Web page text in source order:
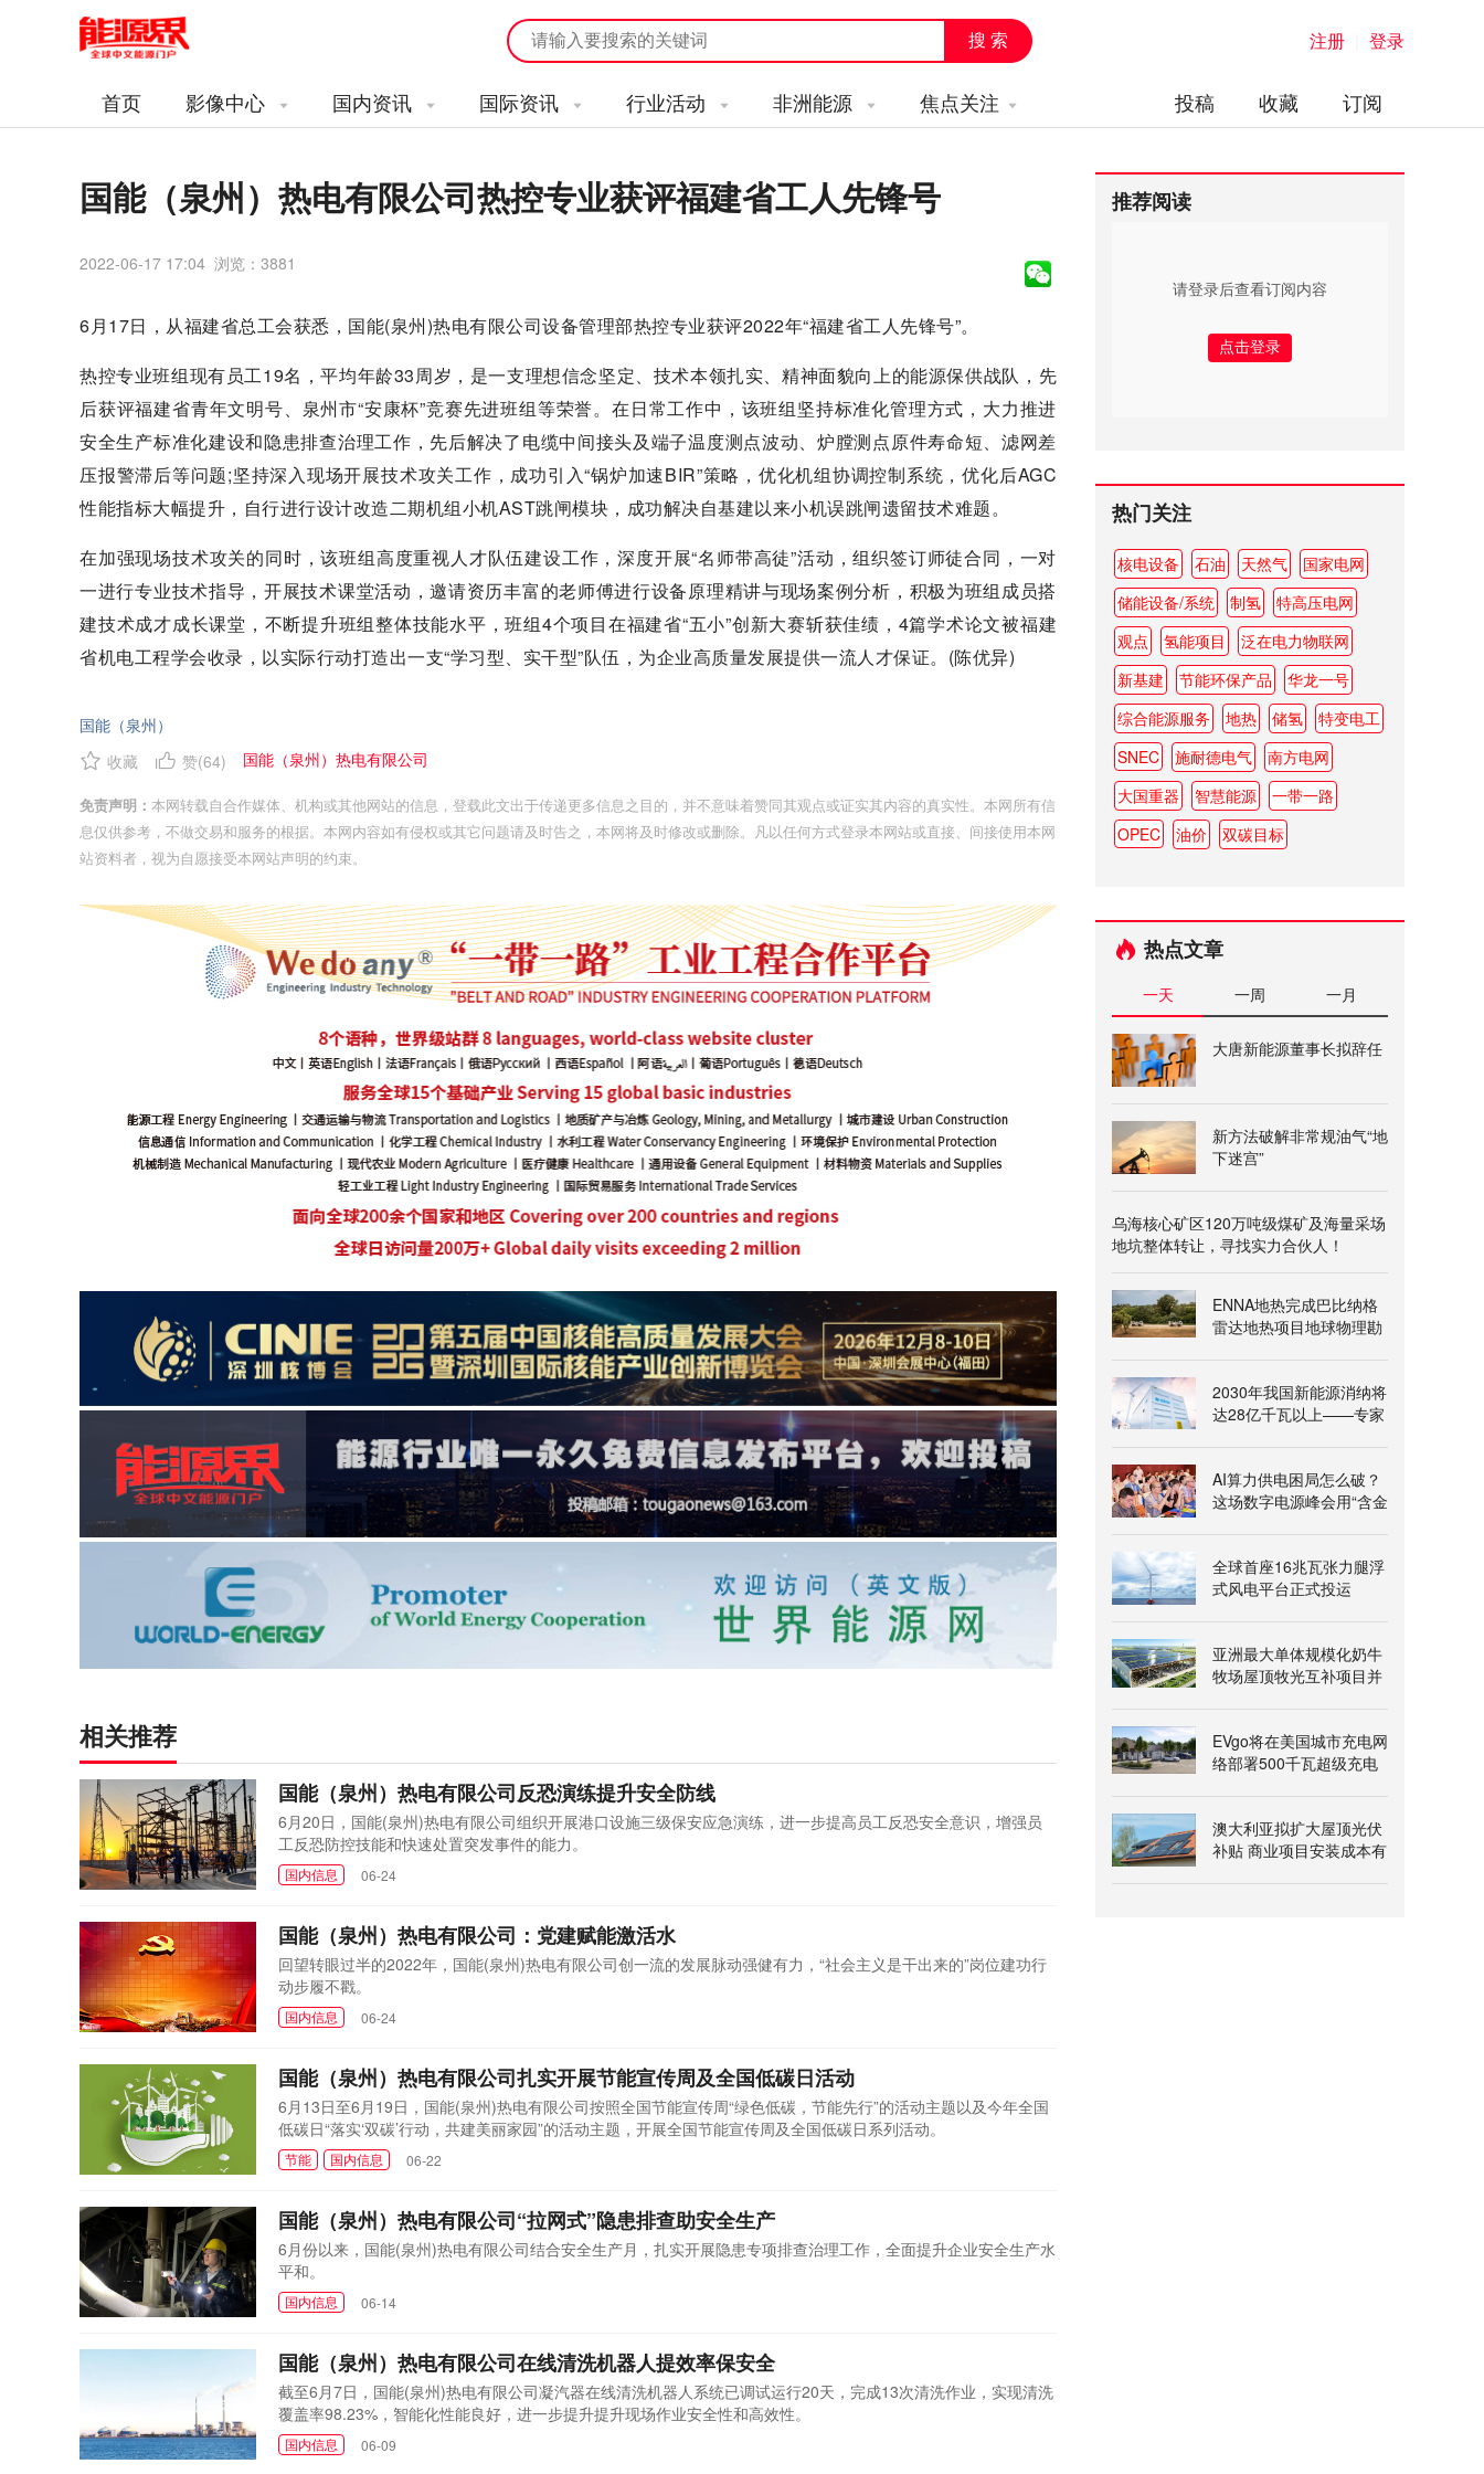
注册 登录
首页 影像中心 国内资讯 国际资讯 行业活动 非洲能源 焦点关注 订阅
收藏
投稿
国能（泉州）热电有限公司热控专业获评福建省工人先锋号
2022-06-17 17:04 浏览： 3881
6月17日，从福建省总工会获悉，国能(泉州)热电有限公司设备管理部热控专业获评2022年“福建省工人先锋号”。
热控专业班组现有员工19名，平均年龄33周岁，是一支理想信念坚定、技术本领扎实、精神面貌向上的能源保供战队，先
后获评福建省青年文明号、泉州市“安康杯”竞赛先进班组等荣誉。在日常工作中，该班组坚持标准化管理方式，大力推进
安全生产标准化建设和隐患排查治理工作，先后解决了电缆中间接头及端子温度测点波动、炉膛测点原件寿命短、滤网差
压报警滞后等问题;坚持深入现场开展技术攻关工作，成功引入“锅炉加速BIR”策略，优化机组协调控制系统，优化后AGC
性能指标大幅提升，自行进行设计改造二期机组小机AST跳闸模块，成功解决自基建以来小机误跳闸遗留技术难题。
在加强现场技术攻关的同时，该班组高度重视人才队伍建设工作，深度开展“名师带高徒”活动，组织签订师徒合同，一对
一进行专业技术指导，开展技术课堂活动，邀请资历丰富的老师傅进行设备原理精讲与现场案例分析，积极为班组成员搭
建技术成才成长课堂，不断提升班组整体技能水平，班组4个项目在福建省“五小”创新大赛斩获佳绩，4篇学术论文被福建
省机电工程学会收录，以实际行动打造出一支“学习型、实干型”队伍，为企业高质量发展提供一流人才保证。(陈优异)
国能（泉州）
收藏
赞(64) 国能（泉州）热电有限公司
免责声明： 本网转载自合作媒体、机构或其他网站的信息，登载此文出于传递更多信息之目的，并不意味着赞同其观点或证实其内容的真实性。本网所有信
息仅供参考，不做交易和服务的根据。本网内容如有侵权或其它问题请及时告之，本网将及时修改或删除。凡以任何方式登录本网站或直接、间接使用本网
站资料者，视为自愿接受本网站声明的约束。
相关推荐
国能（泉州）热电有限公司反恐演练提升安全防线
6月20日，国能(泉州)热电有限公司组织开展港口设施三级保安应急演练，进一步提高员工反恐安全意识，增强员
工反恐防控技能和快速处置突发事件的能力。
国内信息 06-24
国能（泉州）热电有限公司：党建赋能激活水
回望转眼过半的2022年，国能(泉州)热电有限公司创一流的发展脉动强健有力，“社会主义是干出来的”岗位建功行
动步履不戳。
国内信息 06-24
国能（泉州）热电有限公司扎实开展节能宣传周及全国低碳日活动
6月13日至6月19日，国能(泉州)热电有限公司按照全国节能宣传周“绿色低碳，节能先行”的活动主题以及今年全国
低碳日“落实‘双碳’行动，共建美丽家园”的活动主题，开展全国节能宣传周及全国低碳日系列活动。
节能 国内信息 06-22
国能（泉州）热电有限公司“拉网式”隐患排查助安全生产
6月份以来，国能(泉州)热电有限公司结合安全生产月，扎实开展隐患专项排查治理工作，全面提升企业安全生产水
平和。
国内信息 06-14
国能（泉州）热电有限公司在线清洗机器人提效率保安全
截至6月7日，国能(泉州)热电有限公司凝汽器在线清洗机器人系统已调试运行20天，完成13次清洗作业，实现清洗
覆盖率98.23%，智能化性能良好，进一步提升提升现场作业安全性和高效性。
国内信息 06-09
推荐阅读
请登录后查看订阅内容
热门关注
核电设备 石油 天然气
国家电网
储能设备/系统
制氢
特高压电网
观点
氢能项目
泛在电力物联网
新基建
节能环保产品
华龙一号
综合能源服务
地热 储氢
特变电工
SNEC
施耐德电气
南方电网
大国重器
智慧能源
一带一路
OPEC
油价 双碳目标
热点文章
一天 一周 一月
大唐新能源董事长拟辞任
新方法破解非常规油气“地
下迷宫”
乌海核心矿区120万吨级煤矿及海量采场
地坑整体转让，寻找实力合伙人！
ENNA地热完成巴比纳格
雷达地热项目地球物理勘
2030年我国新能源消纳将
达28亿千瓦以上——专家
AI算力供电困局怎么破？
这场数字电源峰会用“含金
全球首座16兆瓦张力腿浮
式风电平台正式投运
亚洲最大单体规模化奶牛
牧场屋顶牧光互补项目并
EVgo将在美国城市充电网
络部署500千瓦超级充电
澳大利亚拟扩大屋顶光伏
补贴 商业项目安装成本有